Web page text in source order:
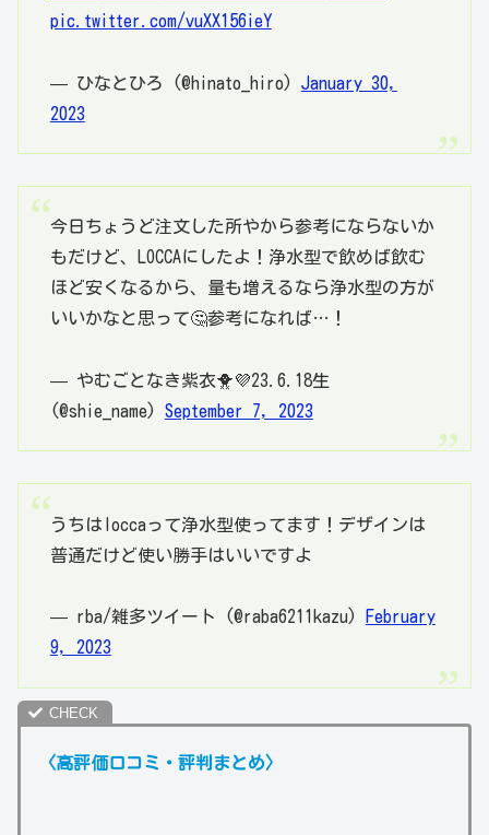
pic.twitter.com/vuXX156ieY
— ひなとひろ (@hinato_hiro) January 30,
2023
今日ちょうど注文した所やから参考にならないか
もだけど、LOCCAにしたよ！浄水型で飲めば飲む
ほど安くなるから、量も増えるなら浄水型の方が
いいかなと思って🤔参考になれば…！
— やむごとなき紫衣🐥💜23.6.18生
(@shie_name) September 7, 2023
うちはloccaって浄水型使ってます！デザインは
普通だけど使い勝手はいいですよ
— rba/雑多ツイート (@raba6211kazu)
February
9, 2023
〈高評価口コミ・評判まとめ〉